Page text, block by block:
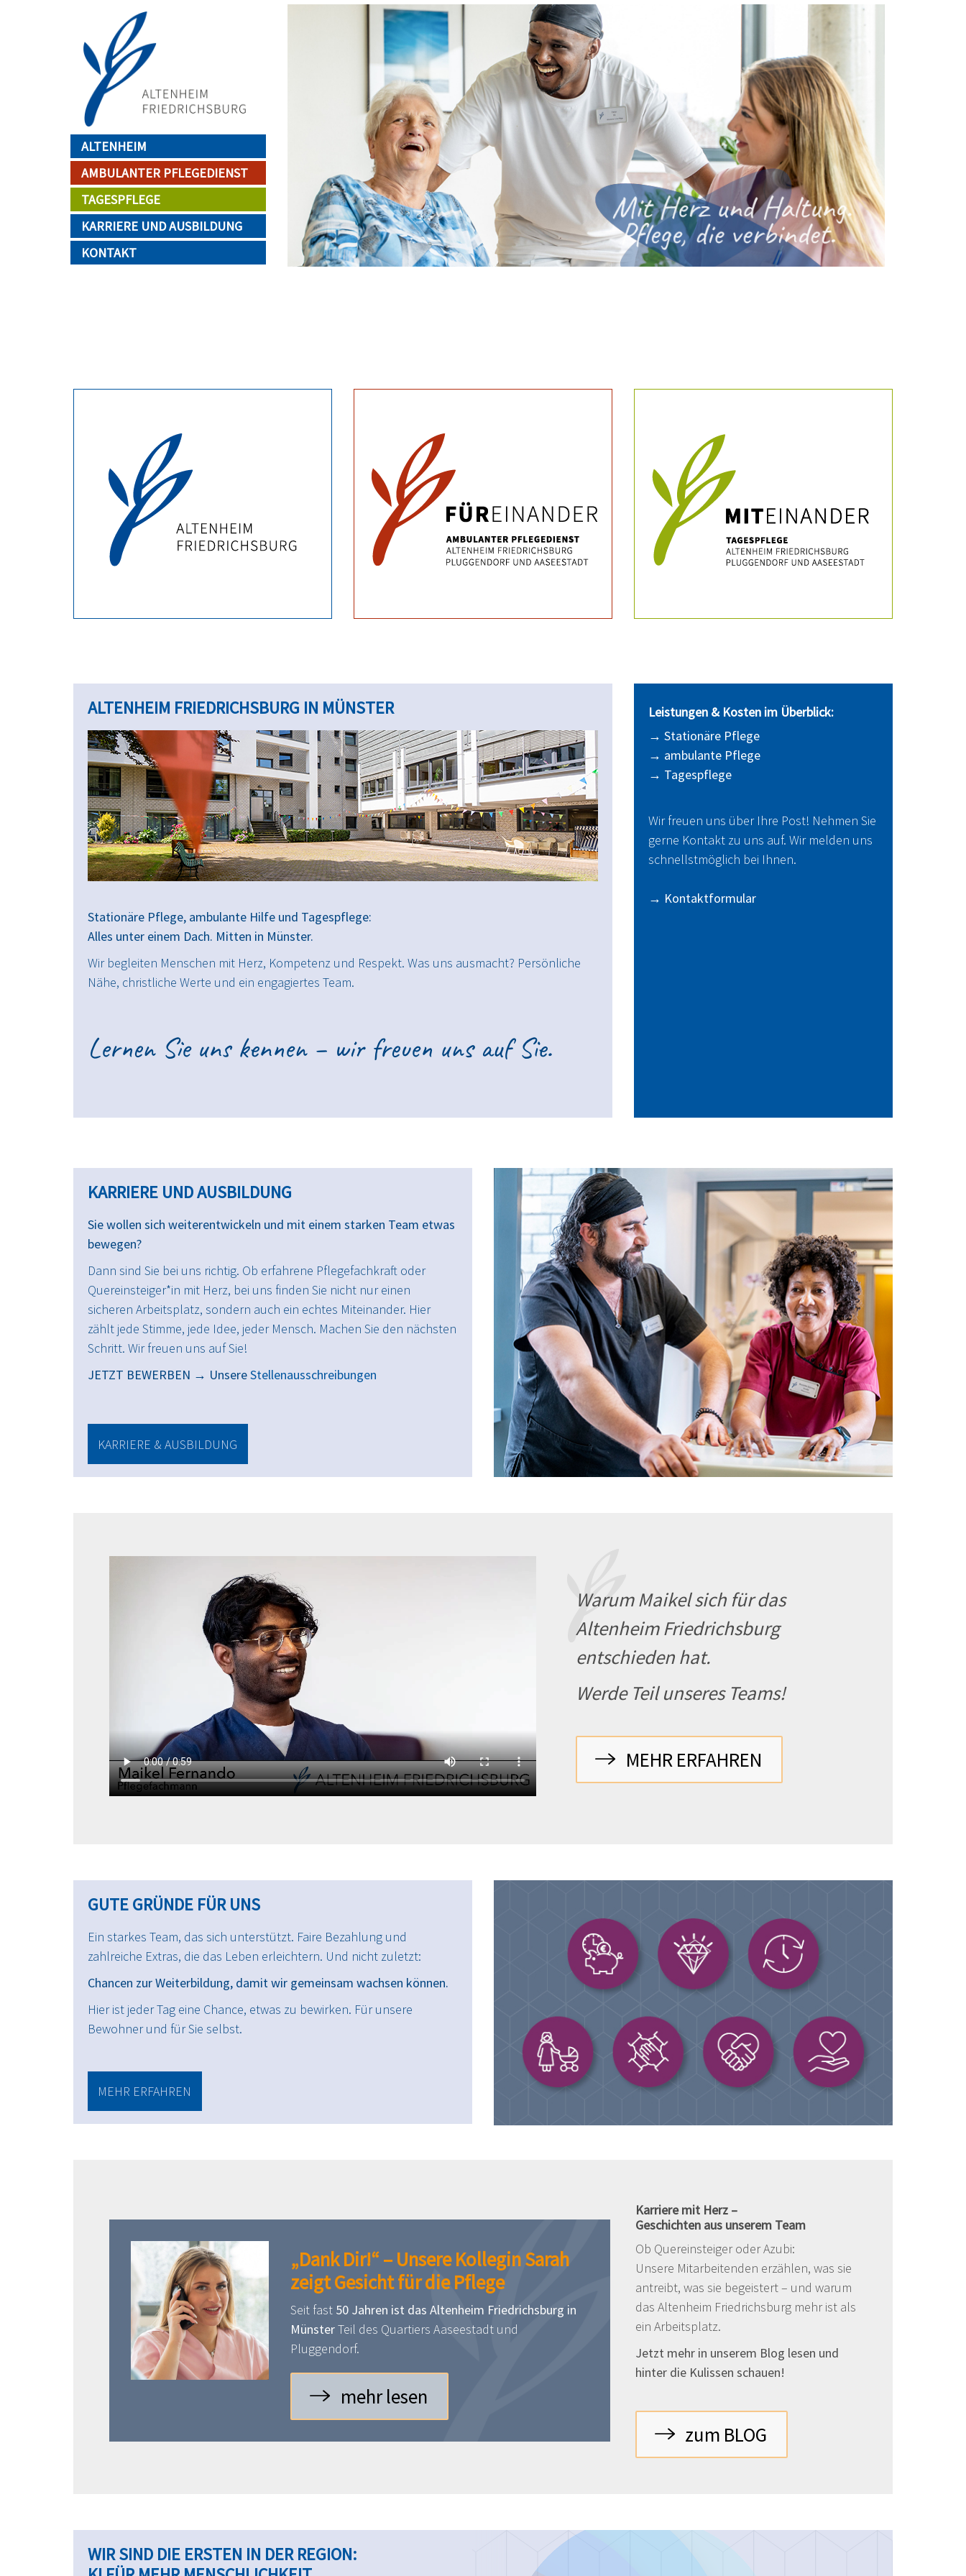
Main navigation
ALTENHEIM
AMBULANTER PFLEGEDIENST
TAGESPFLEGE
KARRIERE UND AUSBILDUNG
KONTAKT
ALTENHEIM FRIEDRICHSBURG IN MÜNSTER
Stationäre Pflege, ambulante Hilfe und Tagespflege:
Alles unter einem Dach. Mitten in Münster.
Wir begleiten Menschen mit Herz, Kompetenz und Respekt. Was uns ausmacht? Persönliche
Nähe, christliche Werte und ein engagiertes Team.
Lernen Sie uns kennen – wir freuen uns auf Sie.
Leistungen & Kosten im Überblick:
→ Stationäre Pflege
→ ambulante Pflege
→ Tagespflege
Wir freuen uns über Ihre Post! Nehmen Sie
gerne Kontakt zu uns auf. Wir melden uns
schnellstmöglich bei Ihnen.
→ Kontaktformular
KARRIERE UND AUSBILDUNG
Sie wollen sich weiterentwickeln und mit einem starken Team etwas
bewegen?
Dann sind Sie bei uns richtig. Ob erfahrene Pflegefachkraft oder
Quereinsteiger*in mit Herz, bei uns finden Sie nicht nur einen
sicheren Arbeitsplatz, sondern auch ein echtes Miteinander. Hier
zählt jede Stimme, jede Idee, jeder Mensch. Machen Sie den nächsten
Schritt. Wir freuen uns auf Sie!
JETZT BEWERBEN → UnsereStellenausschreibungen
KARRIERE & AUSBILDUNG
Warum Maikel sich für das
Altenheim Friedrichsburg
entschieden hat.
Werde Teil unseres Teams!
MEHR ERFAHREN
GUTE GRÜNDE FÜR UNS
Ein starkes Team, das sich unterstützt. Faire Bezahlung und
zahlreiche Extras, die das Leben erleichtern. Und nicht zuletzt:
Chancen zur Weiterbildung, damit wir gemeinsam wachsen können.
Hier ist jeder Tag eine Chance, etwas zu bewirken. Für unsere
Bewohner und für Sie selbst.
MEHR ERFAHREN
„Dank Dir!“ – Unsere Kollegin Sarah
zeigt Gesicht für die Pflege
Seit fast 50 Jahren ist das Altenheim Friedrichsburg in
MünsterTeil des Quartiers Aaseestadt und
Pluggendorf.
mehr lesen
Karriere mit Herz –
Geschichten aus unserem Team
Ob Quereinsteiger oder Azubi:
Unsere Mitarbeitenden erzählen, was sie
antreibt, was sie begeistert – und warum
das Altenheim Friedrichsburg mehr ist als
ein Arbeitsplatz.
Jetzt mehr in unserem Blog lesen und
hinter die Kulissen schauen!
zum BLOG
WIR SIND DIE ERSTEN IN DER REGION: